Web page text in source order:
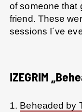
of someone that
friend. These
sessions I´ve
IZEGRIM
1. Beheaded by